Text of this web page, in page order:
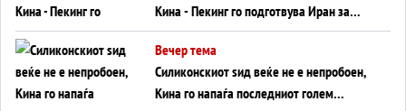
Кина - Пекинг го подготвува Иран за
американска копнена инвазија
Вечер тема
Силиконскиот ѕид веќе не е непробоен,
Кина го напаѓа последниот голем